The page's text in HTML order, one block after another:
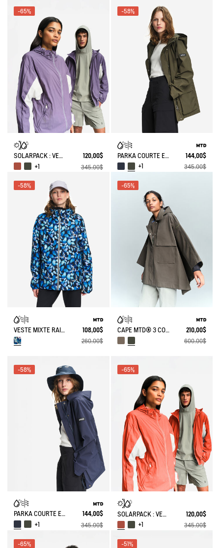
SOLARPACK : VESTE MIXTE DÉPERLANTE PLIABLE UV-C® 120,00$
-65%
+1 345,00$
PARKA COURTE ET LÉGÈRE MTD® 144,00$
-58%
+1 345,00$
VESTE MIXTE RAINPACK COURTE IMPERMÉABLE ET COMPACTABLE MTD® AIGLE X DEYROLLE 108,00$
-58%
260,00$
CAPE MTD® 3 COUCHES TOUCHER COTON OVERSIZE COURTE 210,00$
-65%
600,00$
PARKA COURTE ET LÉGÈRE MTD® 144,00$
-58%
+1 345,00$
SOLARPACK : VESTE MIXTE DÉPERLANTE PLIABLE UV-C® 120,00$
-65%
+1 345,00$
-65% -51%